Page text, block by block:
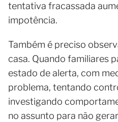
tentativa fracassada
impotência.
Também é preciso
casa. Quando familiares
estado de alerta, com
problema, tentando
investigando
no assunto para não